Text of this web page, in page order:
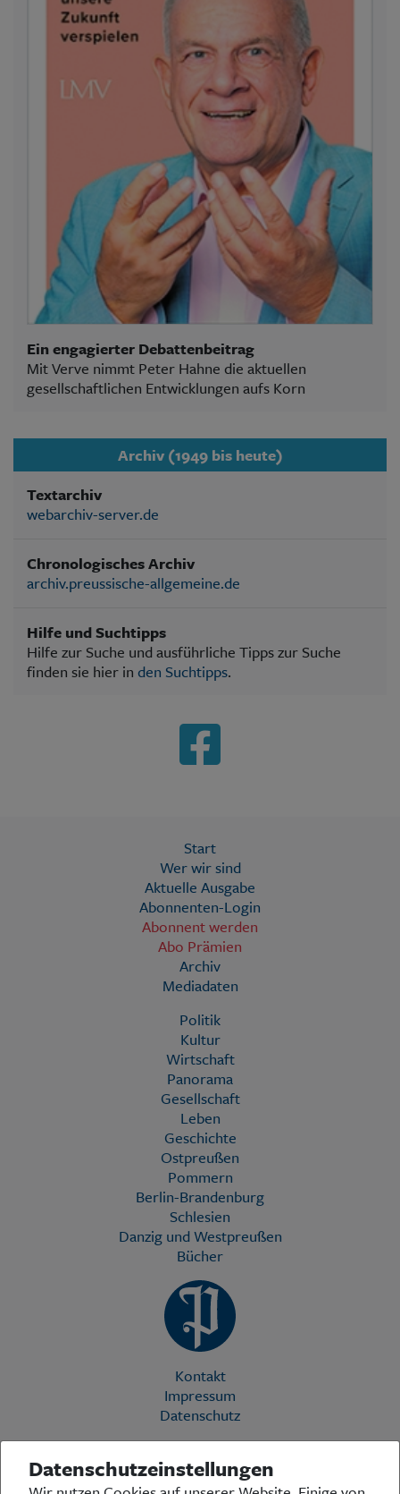
Ein engagierter Debattenbeitrag
Mit Verve nimmt Peter Hahne die aktuellen
gesellschaftlichen Entwicklungen aufs Korn
Archiv (1949 bis heute)
Textarchiv
webarchiv-server.de
Chronologisches Archiv
archiv.preussische-allgemeine.de
Hilfe und Suchtipps
Hilfe zur Suche und ausführliche Tipps zur Suche
finden sie hier in den Suchtipps.
Start
Wer wir sind
Aktuelle Ausgabe
Abonnenten-Login
Abonnent werden
Abo Prämien
Archiv
Mediadaten
Politik
Kultur
Wirtschaft
Panorama
Gesellschaft
Leben
Geschichte
Ostpreußen
Pommern
Berlin-Brandenburg
Schlesien
Danzig und Westpreußen
Bücher
Kontakt
Impressum
Datenschutz
Die Preußische Allgemeine Zeitung (PAZ) ist eine einzigartige Stimme
Datenschutzeinstellungen